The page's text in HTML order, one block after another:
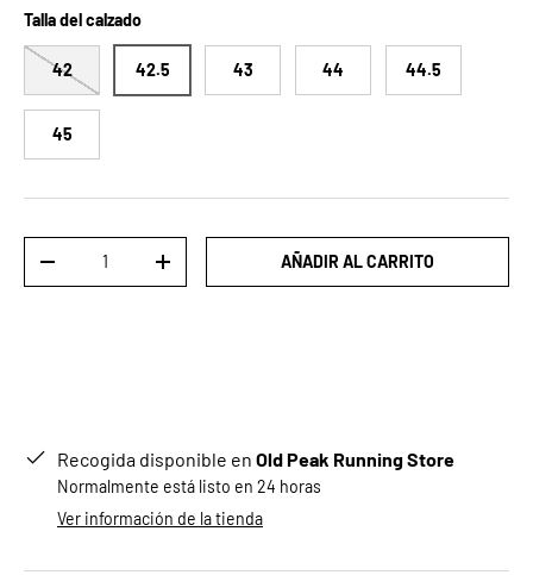
Talla del calzado
42 42.5 43 44 44.5
45
DISMINUIR CANTIDADAUMENTAR LA CANTIDADAÑADIR AL CARRITO
Recogida disponible en Old Peak Running Store
Normalmente está listo en 24 horas
Ver información de la tienda